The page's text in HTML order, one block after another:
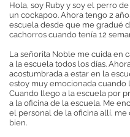
Hola, soy Ruby y soy el perro
un cockapoo. Ahora tengo 2
escuela desde que me gradué
cachorros cuando tenía 12
La señorita Noble me cuida en
a la escuela todos los días.
acostumbrada a estar en la
estoy muy emocionada cuando
Cuando llego a la escuela por
a la oficina de la escuela. Me
el personal de la oficina allí, me
bien.